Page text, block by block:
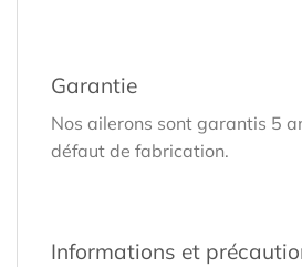
Garantie
Nos ailerons sont garantis 5
défaut de fabrication.
Informations et